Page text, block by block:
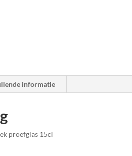
informatie
proefglas 15cl